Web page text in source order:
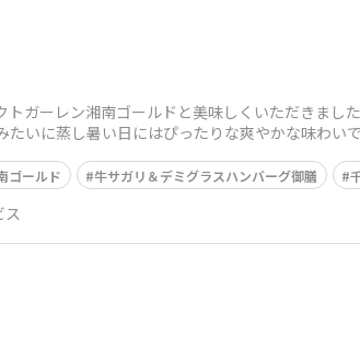
ガーレン湘南ゴールドと美味しくいただきまし
いに蒸し暑い日にはぴったりな爽やかな味わい
ゴールド 牛サガリ＆デミグラスハンバーグ御膳
ス